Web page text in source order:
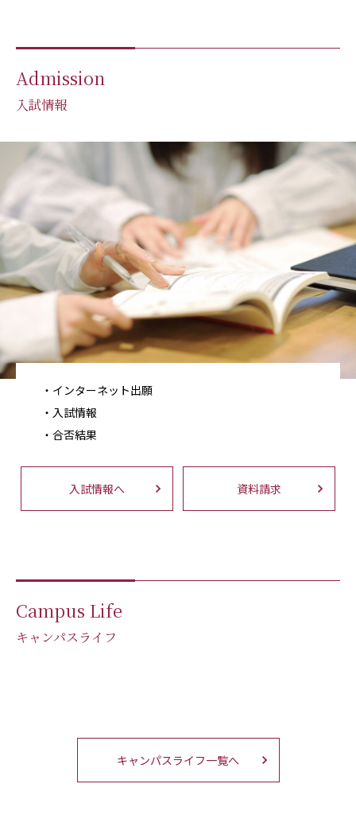
Admission
入試情報
インターネット出願
入試情報
合否結果
入試情報へ 資料請求
Campus Life
キャンパスライフ
キャンパスライフ一覧へ